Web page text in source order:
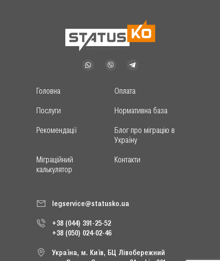
Головна
Оплата
Послуги
Нормативна база
Рекомендації
Блог про міграцію в
Україну
Міграційний
калькулятор
Контакти
legservice@statusko.ua
+38 (044) 391-25-52
+38 (050) 024-02-46
Україна, м. Київ, БЦ Лівобережний